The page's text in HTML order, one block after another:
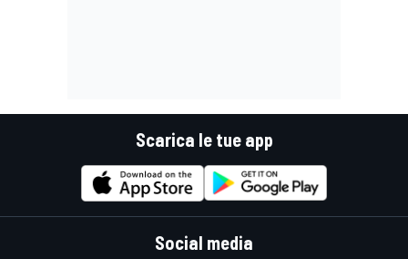
Scarica le tue app
Social media